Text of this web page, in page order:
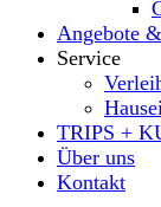
Angebote
Service
TRIPS +
Über uns
Kontakt